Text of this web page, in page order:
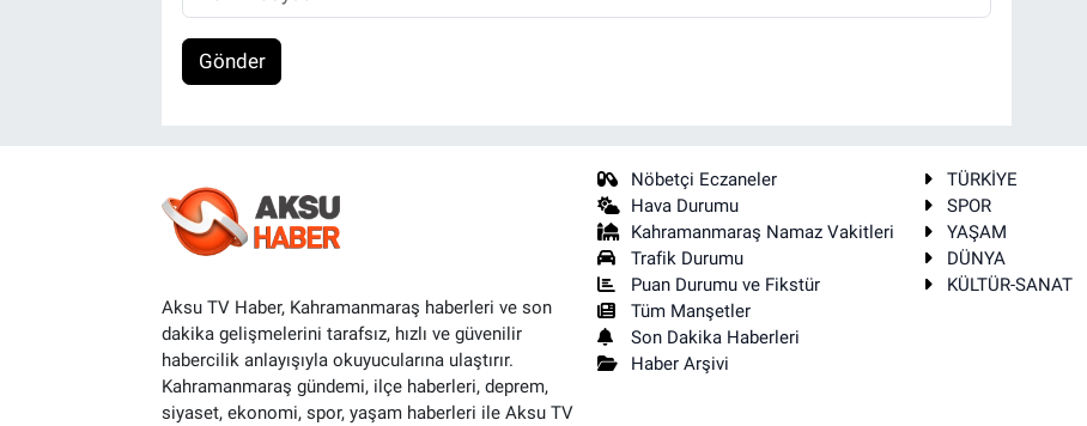
Gönder
Aksu TV Haber, Kahramanmaraş haberleri ve son
dakika gelişmelerini tarafsız, hızlı ve güvenilir
habercilik anlayışıyla okuyucularına ulaştırır.
Kahramanmaraş gündemi, ilçe haberleri, deprem,
siyaset, ekonomi, spor, yaşam haberleri ile Aksu TV
Nöbetçi Eczaneler
Hava Durumu
Kahramanmaraş Namaz Vakitleri
Trafik Durumu
Puan Durumu ve Fikstür
Tüm Manşetler
Son Dakika Haberleri
Haber Arşivi
TÜRKİYE
SPOR
YAŞAM
DÜNYA
KÜLTÜR-SANAT